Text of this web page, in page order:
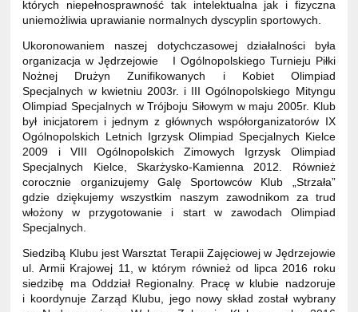
których niepełnosprawność tak intelektualna jak i fizyczna
uniemożliwia uprawianie normalnych dyscyplin sportowych.
Ukoronowaniem naszej dotychczasowej działalności była
organizacja w Jędrzejowie I Ogólnopolskiego Turnieju Piłki
Nożnej Drużyn Zunifikowanych i Kobiet Olimpiad
Specjalnych w kwietniu 2003r. i III Ogólnopolskiego Mityngu
Olimpiad Specjalnych w Trójboju Siłowym w maju 2005r. Klub
był inicjatorem i jednym z głównych współorganizatorów IX
Ogólnopolskich Letnich Igrzysk Olimpiad Specjalnych Kielce
2009 i VIII Ogólnopolskich Zimowych Igrzysk Olimpiad
Specjalnych Kielce, Skarżysko-Kamienna 2012. Również
corocznie organizujemy Galę Sportowców Klub „Strzała”
gdzie dziękujemy wszystkim naszym zawodnikom za trud
włożony w przygotowanie i start w zawodach Olimpiad
Specjalnych.
Siedzibą Klubu jest Warsztat Terapii Zajęciowej w Jędrzejowie
ul. Armii Krajowej 11, w którym również od lipca 2016 roku
siedzibę ma Oddział Regionalny. Pracę w klubie nadzoruje
i koordynuje Zarząd Klubu, jego nowy skład został wybrany